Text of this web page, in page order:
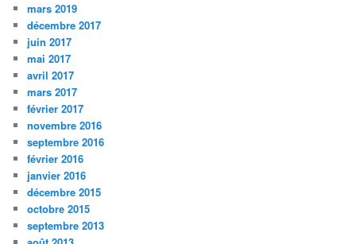
mars 2019
décembre 2017
juin 2017
mai 2017
avril 2017
mars 2017
février 2017
novembre 2016
septembre 2016
février 2016
janvier 2016
décembre 2015
octobre 2015
septembre 2013